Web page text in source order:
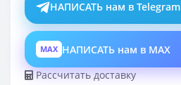
НАПИСАТЬ нам в Telegram
MAX НАПИСАТЬ нам в MAX
Рассчитать доставку